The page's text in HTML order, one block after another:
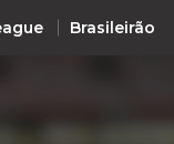
Brasileirão